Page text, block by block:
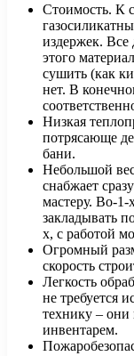
Стоимость. К
издержек. Все
этого
сушить (как
нет. В
Низкая
потрясающе
бани.
Небольшой
снабжает
мастеру. Во-1-
закладывать
х, с работой
Огромный
скорость
Легкость
не требуется
технику – они
инвентарем.